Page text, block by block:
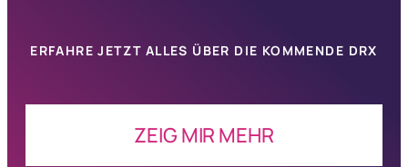
ERFAHRE JETZT ALLES ÜBER DIE KOMMENDE DRX
ZEIG MIR MEHR